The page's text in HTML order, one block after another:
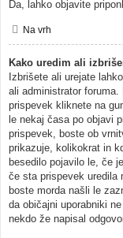
Da, lahko objavite
Na vrh
Kako uredim ali
Izbrišete ali urejate
ali administrator
prispevek kliknete na
le nekaj časa po objavi
prispevek, boste ob
prikazuje, kolikokrat in
besedilo pojavilo le, če
če sta prispevek uredila
boste morda našli le
da običajni uporabniki
nekdo že napisal